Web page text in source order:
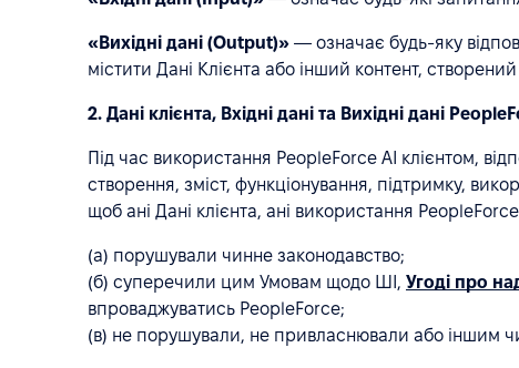
«Вихідні дані (Output)» — означає будь-яку
містити Дані Клієнта або інший контент,
2. Дані клієнта, Вхідні дані та Вихідні дані
Під час використання PeopleForce AI клієнтом,
створення, зміст, функціонування, підтримку,
щоб ані Дані клієнта, ані використання
(а) порушували чинне законодавство;
(б) суперечили цим Умовам щодо ШІ, Угоді про
впроваджуватись PeopleForce;
(в) не порушували, не привласнювали або іншим